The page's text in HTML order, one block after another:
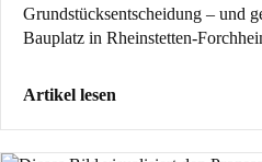
Grundstücksentscheidung – und
Bauplatz in Rheinstetten-
Artikel lesen